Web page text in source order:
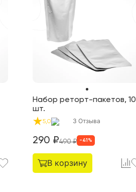
Набор реторт-пакетов, 10
шт.
5,0 3 Отзыва
290 ₽490₽ - 41 %
В корзину